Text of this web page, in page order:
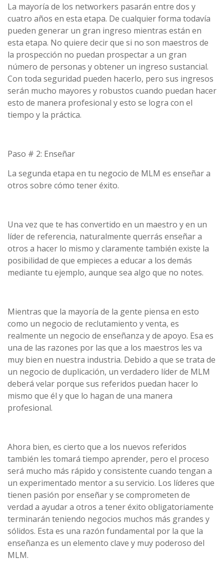
La mayoría de los networkers pasarán entre dos y
cuatro años en esta etapa. De cualquier forma todavía
pueden generar un gran ingreso mientras están en
esta etapa. No quiere decir que si no son maestros de
la prospección no puedan prospectar a un gran
número de personas y obtener un ingreso sustancial.
Con toda seguridad pueden hacerlo, pero sus ingresos
serán mucho mayores y robustos cuando puedan hacer
esto de manera profesional y esto se logra con el
tiempo y la práctica.
Paso # 2: Enseñar
La segunda etapa en tu negocio de MLM es enseñar a
otros sobre cómo tener éxito.
Una vez que te has convertido en un maestro y en un
líder de referencia, naturalmente querrás enseñar a
otros a hacer lo mismo y claramente también existe la
posibilidad de que empieces a educar a los demás
mediante tu ejemplo, aunque sea algo que no notes.
Mientras que la mayoría de la gente piensa en esto
como un negocio de reclutamiento y venta, es
realmente un negocio de enseñanza y de apoyo. Esa es
una de las razones por las que a los maestros les va
muy bien en nuestra industria. Debido a que se trata de
un negocio de duplicación, un verdadero líder de MLM
deberá velar porque sus referidos puedan hacer lo
mismo que él y que lo hagan de una manera
profesional.
Ahora bien, es cierto que a los nuevos referidos
también les tomará tiempo aprender, pero el proceso
será mucho más rápido y consistente cuando tengan a
un experimentado mentor a su servicio. Los líderes que
tienen pasión por enseñar y se comprometen de
verdad a ayudar a otros a tener éxito obligatoriamente
terminarán teniendo negocios muchos más grandes y
sólidos. Esta es una razón fundamental por la que la
enseñanza es un elemento clave y muy poderoso del
MLM.